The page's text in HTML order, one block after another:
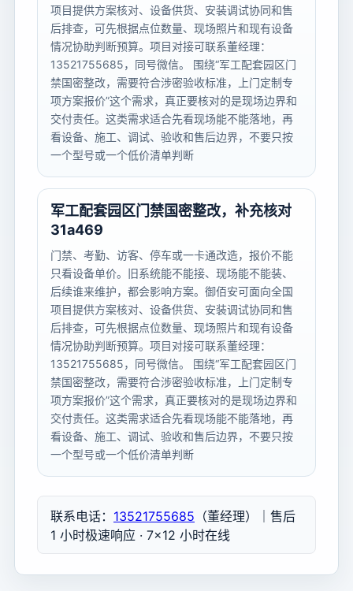
项目提供方案核对、设备供货、安装调试协同和售
后排查，可先根据点位数量、现场照片和现有设备
情况协助判断预算。项目对接可联系董经理：
13521755685，同号微信。 围绕“军工配套园区门
禁国密整改，需要符合涉密验收标准，上门定制专
项方案报价”这个需求，真正要核对的是现场边界和
交付责任。这类需求适合先看现场能不能落地，再
看设备、施工、调试、验收和售后边界，不要只按
一个型号或一个低价清单判断
军工配套园区门禁国密整改，补充核对
31a469
门禁、考勤、访客、停车或一卡通改造，报价不能
只看设备单价。旧系统能不能接、现场能不能装、
后续谁来维护，都会影响方案。御佰安可面向全国
项目提供方案核对、设备供货、安装调试协同和售
后排查，可先根据点位数量、现场照片和现有设备
情况协助判断预算。项目对接可联系董经理：
13521755685，同号微信。 围绕“军工配套园区门
禁国密整改，需要符合涉密验收标准，上门定制专
项方案报价”这个需求，真正要核对的是现场边界和
交付责任。这类需求适合先看现场能不能落地，再
看设备、施工、调试、验收和售后边界，不要只按
一个型号或一个低价清单判断
联系电话： 13521755685 （董经理）｜售后
1 小时极速响应 · 7×12 小时在线